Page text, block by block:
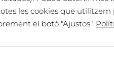
les cookies que
el botó "Ajustos".